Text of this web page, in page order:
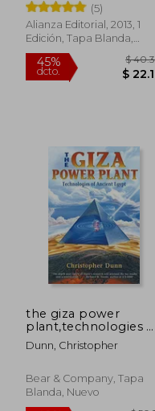
45%
dcto. $
(5)
Alianza Editorial, 2013, 1
Edición, Tapa Blanda,
Nuevo
the giza power
plant,technologies of
ancient egypt (en
Inglés)
Dunn, Christopher
Bear & Company, Tapa
Blanda, Nuevo